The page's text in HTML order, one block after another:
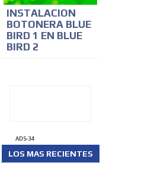
INSTALACION
BOTONERA BLUE
BIRD 1 EN BLUE
BIRD 2
ADS-34
LOS MAS RECIENTES